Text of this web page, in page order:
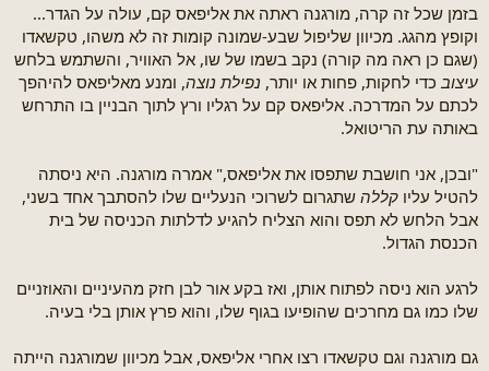
בזמן שכל זה קרה, מורגנה ראתה את אליפאס קם, עולה על הגדר...
וקופץ מהגג. מכיוון שליפול שבע-שמונה קומות זה לא משהו, טקשאדו
(שגם כן ראה מה קורה) נקב בשמו של שו, אל האוויר, והשתמש בלחש
עיצוב כדי לחקות, פחות או יותר, נפילת נוצה, ומנע מאליפאס להיהפך
לכתם על המדרכה. אליפאס קם על רגליו ורץ לתוך הבניין בו התרחש
באותה עת הריטואל.
"ובכן, אני חושבת שתפסו את אליפאס," אמרה מורגנה. היא ניסתה
להטיל עליו קללה שתגרום לשרוכי הנעליים שלו להסתבך אחד בשני,
אבל הלחש לא תפס והוא הצליח להגיע לדלתות הכניסה של בית
הכנסת הגדול.
לרגע הוא ניסה לפתוח אותן, ואז בקע אור לבן חזק מהעיניים והאוזניים
שלו כמו גם מחרכים שהופיעו בגוף שלו, והוא פרץ אותן בלי בעיה.
גם מורגנה וגם טקשאדו רצו אחרי אליפאס, אבל מכיוון שמורגנה הייתה